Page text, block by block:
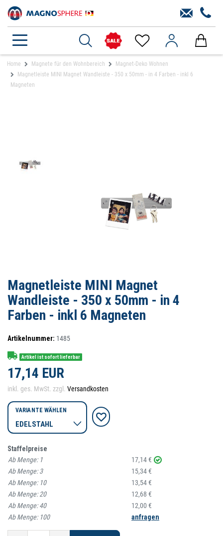
Home Magnete für den Wohnbereich
Magnet-Deko Wohnen
Magnetleiste MINI Magnet Wandleiste - 350 x 50mm - in 4 Farben - inkl 6
Magneten
Magnetleiste MINI Magnet
Wandleiste - 350 x 50mm - in 4
Farben - inkl 6 Magneten
Artikelnummer: 1485
Artikel ist sofort lieferbar
17,14 EUR
inkl. ges. MwSt. zzgl. Versandkosten
VARIANTE WÄHLEN
Staffelpreise
Ab Menge: 1
17,14 €
Ab Menge:3
15,34 €
Ab Menge: 10
13,54 €
Ab Menge:20
12,68 €
Ab Menge:40
12,00 €
Ab Menge: 100 anfragen